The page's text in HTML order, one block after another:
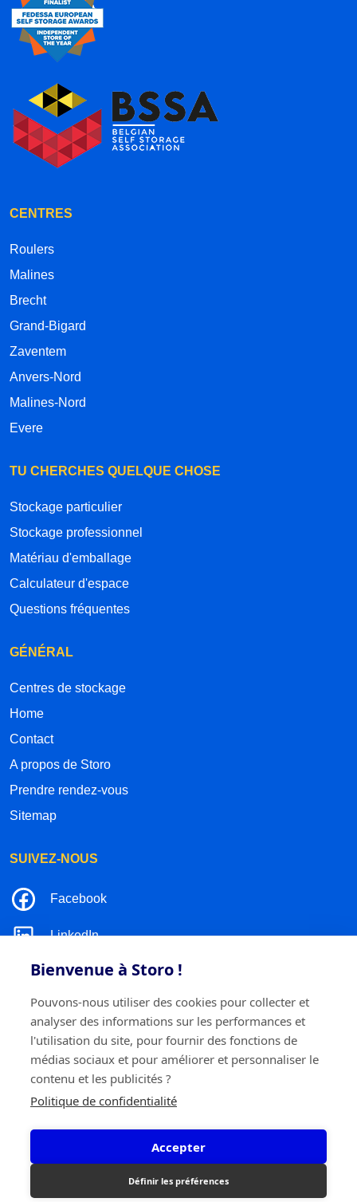
Bienvenue à Storo !
Pouvons-nous utiliser des cookies pour collecter et
analyser des informations sur les performances et
l'utilisation du site, pour fournir des fonctions de
médias sociaux et pour améliorer et personnaliser le
contenu et les publicités ?
Politique de confidentialité
Accepter
Définir les préférences
CENTRES
Roulers
Malines
Brecht
Grand-Bigard
Zaventem
Anvers-Nord
Malines-Nord
Evere
TU CHERCHES QUELQUE CHOSE
Stockage particulier
Stockage professionnel
Matériau d'emballage
Calculateur d'espace
Questions fréquentes
GÉNÉRAL
Centres de stockage
Home
Contact
A propos de Storo
Prendre rendez-vous
Sitemap
SUIVEZ-NOUS
Facebook
LinkedIn
Instagram
TikTok
©2026 Storo
Politique de confidentialité
Storo BV 0717.595.310